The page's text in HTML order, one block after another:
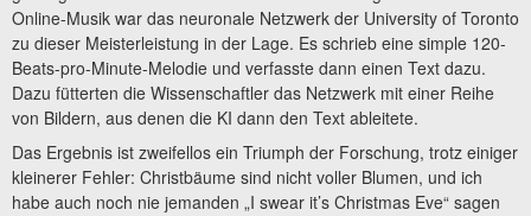
Online-Musik war das neuronale Netzwerk der University of Toronto
zu dieser Meisterleistung in der Lage. Es schrieb eine simple 120-
Beats-pro-Minute-Melodie und verfasste dann einen Text dazu.
Dazu fütterten die Wissenschaftler das Netzwerk mit einer Reihe
von Bildern, aus denen die KI dann den Text ableitete.
Das Ergebnis ist zweifellos ein Triumph der Forschung, trotz einiger
kleinerer Fehler: Christbäume sind nicht voller Blumen, und ich
habe auch noch nie jemanden „I swear it’s Christmas Eve“ sagen